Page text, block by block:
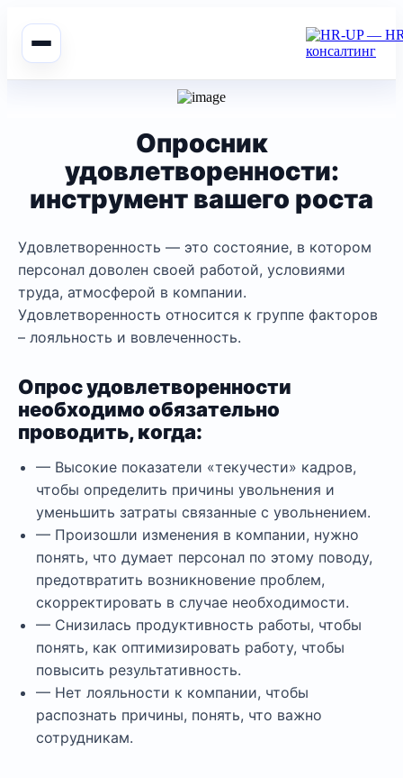
Опросник
удовлетворенности:
инструмент вашего роста
Удовлетворенность — это состояние, в котором
персонал доволен своей работой, условиями
труда, атмосферой в компании.
Удовлетворенность относится к группе факторов
– лояльность и вовлеченность.
Опрос удовлетворенности
необходимо обязательно
проводить, когда:
— Высокие показатели «текучести» кадров,
чтобы определить причины увольнения и
уменьшить затраты связанные с увольнением.
— Произошли изменения в компании, нужно
понять, что думает персонал по этому поводу,
предотвратить возникновение проблем,
скорректировать в случае необходимости.
— Снизилась продуктивность работы, чтобы
понять, как оптимизировать работу, чтобы
повысить результативность.
— Нет лояльности к компании, чтобы
распознать причины, понять, что важно
сотрудникам.